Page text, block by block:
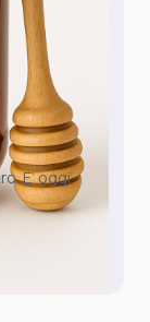
E’ oggi